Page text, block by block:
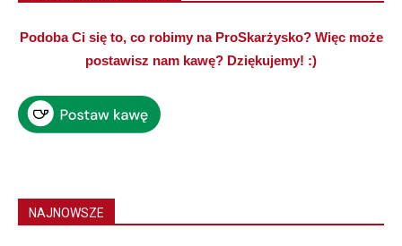
Podoba Ci się to, co robimy na ProSkarżysko? Więc może
postawisz nam kawę? Dziękujemy! :)
NAJNOWSZE